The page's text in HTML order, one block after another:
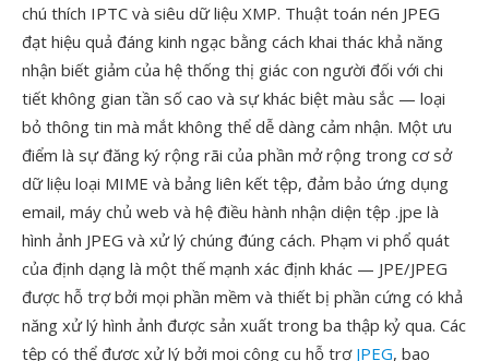
chú thích IPTC và siêu dữ liệu XMP. Thuật toán nén JPEG
đạt hiệu quả đáng kinh ngạc bằng cách khai thác khả năng
nhận biết giảm của hệ thống thị giác con người đối với chi
tiết không gian tần số cao và sự khác biệt màu sắc — loại
bỏ thông tin mà mắt không thể dễ dàng cảm nhận. Một ưu
điểm là sự đăng ký rộng rãi của phần mở rộng trong cơ sở
dữ liệu loại MIME và bảng liên kết tệp, đảm bảo ứng dụng
email, máy chủ web và hệ điều hành nhận diện tệp .jpe là
hình ảnh JPEG và xử lý chúng đúng cách. Phạm vi phổ quát
của định dạng là một thế mạnh xác định khác — JPE/JPEG
được hỗ trợ bởi mọi phần mềm và thiết bị phần cứng có khả
năng xử lý hình ảnh được sản xuất trong ba thập kỷ qua. Các
tệp có thể được xử lý bởi mọi công cụ hỗ trợ JPEG, bao